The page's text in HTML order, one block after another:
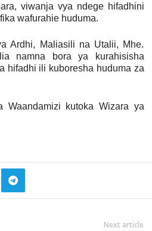
viwanja vya ndege hifadhini
wafurahie huduma.
Ardhi, Maliasili na Utalii, Mhe.
namna bora ya kurahisisha
hifadhi ili kuboresha huduma za
Waandamizi kutoka Wizara ya
Next article